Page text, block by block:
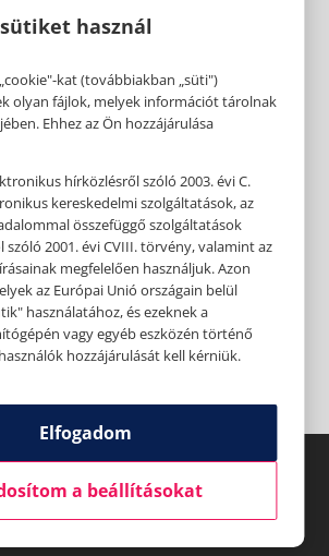
használ
kat (továbbiakban „süti")
olyan fájlok, melyek információt tárolnak
Ehhez az Ön hozzájárulása
hírközlésről szóló 2003. évi C.
kereskedelmi szolgáltatások, az
összefüggő szolgáltatások
szóló 2001. évi CVIII. törvény, valamint az
megfelelően használjuk. Azon
az Európai Unió országain belül
használatához, és ezeknek a
vagy egyéb eszközén történő
hozzájárulását kell kérniük.
Elfogadom
a beállításokat